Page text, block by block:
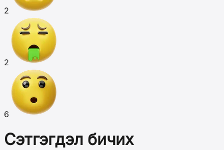
2
2
6
Сэтгэгдэл бичих